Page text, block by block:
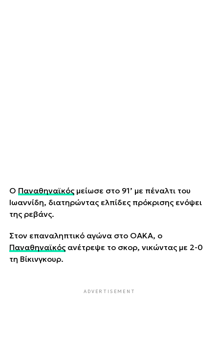
Ο Παναθηναϊκόςμείωσε στο 91’ με πέναλτι του
Ιωαννίδη, διατηρώντας ελπίδες πρόκρισης ενόψει
της ρεβάνς.
Στον επαναληπτικό αγώνα στο ΟΑΚΑ, ο
Παναθηναϊκόςανέτρεψε το σκορ, νικώντας με 2-0
τη Βίκινγκουρ.
ADVERTISEMENT